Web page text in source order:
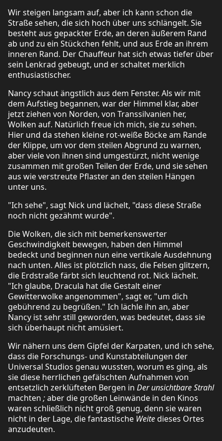
Wir steigen langsam auf, aber ich kann schon die
Straße sehen, die sich hoch über uns schlängelt. Sie
besteht aus gepackter Erde, an deren äußerem Rand
ab und zu ein Stückchen fehlt, und aus Erde an ihrem
inneren Rand. Der Chauffeur hat sich etwas tiefer über
sein Lenkrad gebeugt, und er schaltet merklich
enthusiastischer.
Nancy schaut ängstlich aus dem Fenster. Als wir mit
dem Aufstieg begannen, war der Himmel klar, aber
jetzt ziehen von Norden, von Transsilvanien her,
Wolken auf. Natürlich freue ich mich, sie zu sehen.
Hier und da stehen kleine rot-weiße Böcke am Rande
der Klippe, um vor dem steilen Abgrund zu warnen,
aber viele von ihnen sind umgestürzt, nicht wenige
zusammen mit großen Teilen der Erde, und sie sehen
aus wie verstreute Pflaster an den steilen Hängen
unter uns.
"Ich sehe", sagt Nick und lächelt, "dass diese Straße
noch nicht gezähmt wurde".
Die Wolken, die sich mit bemerkenswerter
Geschwindigkeit bewegen, haben den Himmel
bedeckt und beginnen nun eine vertikale Ausdehnung
nach unten. Alles ist plötzlich nass, die Felsen glitzern,
die Erdstraße färbt sich leuchtend rot. Nick lächelt.
"Ich glaube, Dracula hat die Gestalt einer
Gewitterwolke angenommen", sagt er, "um dich
gebührend zu begrüßen." Ich lächle ihn an, aber
Nancy ist sehr still geworden, was bedeutet, dass sie
sich überhaupt nicht amüsiert.
Wir nähern uns dem Gipfel der Karpaten, und ich sehe,
dass die Forschungs- und Kunstabteilungen der
Universal Studios genau wussten, worum es ging, als
sie diese herrlichen gefälschten Aufnahmen von
entsetzlich zerklüfteten Bergen in Der unsichtbare Strahl
machten ;aber die großen Leinwände in den Kinos
waren schließlich nicht groß genug, denn sie waren
nicht in der Lage, die fantastische Weitedieses Ortes
anzudeuten.